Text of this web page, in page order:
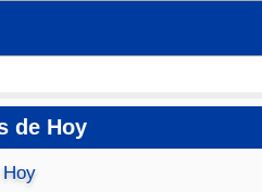
de Hoy
Hoy